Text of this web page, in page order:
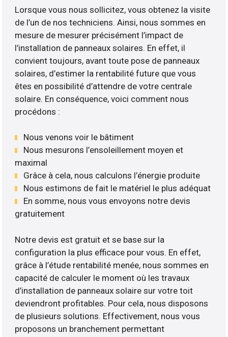
Lorsque vous nous sollicitez, vous obtenez la visite
de l’un de nos techniciens. Ainsi, nous sommes en
mesure de mesurer précisément l’impact de
l’installation de panneaux solaires. En effet, il
convient toujours, avant toute pose de panneaux
solaires, d’estimer la rentabilité future que vous
êtes en possibilité d’attendre de votre centrale
solaire. En conséquence, voici comment nous
procédons :
Nous venons voir le bâtiment
Nous mesurons l’ensoleillement moyen et
maximal
Grâce à cela, nous calculons l’énergie produite
Nous estimons de fait le matériel le plus adéquat
En somme, nous vous envoyons notre devis
gratuitement
Notre devis est gratuit et se base sur la
configuration la plus efficace pour vous. En effet,
grâce à l’étude rentabilité menée, nous sommes en
capacité de calculer le moment où les travaux
d’installation de panneaux solaire sur votre toit
deviendront profitables. Pour cela, nous disposons
de plusieurs solutions. Effectivement, nous vous
proposons un branchement permettant